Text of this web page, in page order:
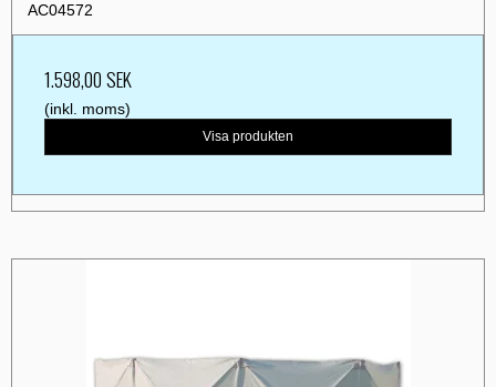
AC04572
1.598,00 SEK
(inkl. moms)
Visa produkten